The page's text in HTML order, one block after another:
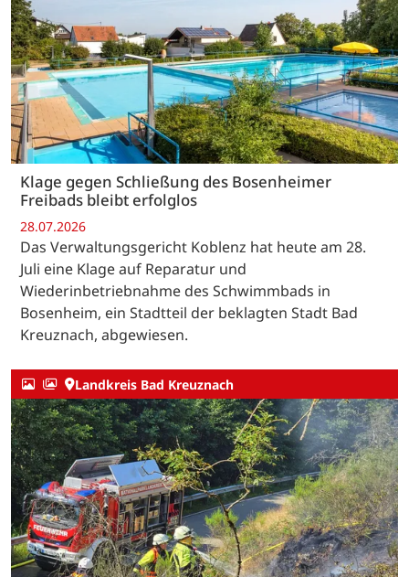
Klage gegen Schließung des Bosenheimer
Freibads bleibt erfolglos
28.07.2026
Das Verwaltungsgericht Koblenz hat heute am 28.
Juli eine Klage auf Reparatur und
Wiederinbetriebnahme des Schwimmbads in
Bosenheim, ein Stadtteil der beklagten Stadt Bad
Kreuznach, abgewiesen.
Landkreis Bad Kreuznach